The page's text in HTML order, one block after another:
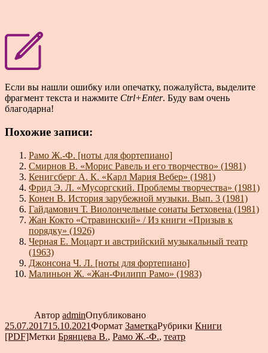
Если вы нашли ошибку или опечатку, пожалуйста, выделите
фрагмент текста и нажмите Ctrl+Enter. Буду вам очень
благодарна!
Похожие записи:
Рамо Ж.-Ф. [ноты для фортепиано]
Смирнов В. «Морис Равель и его творчество» (1981)
Кенигсберг А. К. «Карл Мария Вебер» (1981)
Фрид Э. Л. «Мусоргский. Проблемы творчества» (1981)
Конен В. История зарубежной музыки. Вып. 3 (1981)
Гайдамович Т. Виолончельные сонаты Бетховена (1981)
Жан Кокто «Стравинский» / Из книги «Призыв к
порядку» (1926)
Черная Е. Моцарт и австрийский музыкальный театр
(1963)
Джонсона Ч. Л. [ноты для фортепиано]
Малиньон Ж. «Жан-Филипп Рамо» (1983)
Автор adminОпубликовано
25.07.201715.10.2021Формат ЗаметкаРубрики Книги
[PDF]Метки Брянцева В., Рамо Ж.-Ф., театр